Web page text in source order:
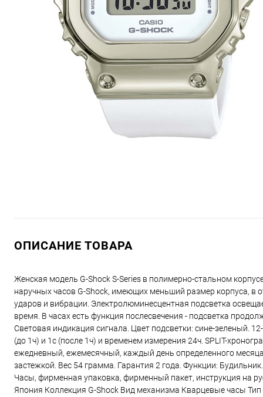
ОПИСАНИЕ ТОВАРА
Женская модель G-Shock S-Series в полимерно-стальном
наручных часов G-Shock, имеющих меньший размер корпуса, в
ударов и вибрации. Электролюминесцентная подсветка
время. В часах есть функция послесвечения - подсветка
Световая индикация сигнала. Цвет подсветки: сине-зеленый.
(до 1ч) и 1с (после 1ч) и временем измерения 24ч. SPLIT-
ежедневный, ежемесячный, каждый день определенного
застежкой. Вес 54 грамма. Гарантия 2 года. Функции:
Часы, фирменная упаковка, фирменный пакет, инструкция на
Япония Коллекция G-Shock Вид механизма Кварцевые часы